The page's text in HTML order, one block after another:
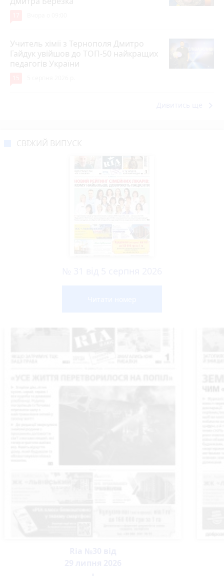
Учитель хімії з Тернополя Дмитро
Гайдук увійшов до ТОП-50 найкращих
педагогів України